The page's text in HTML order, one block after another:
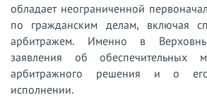
обладает неограниченной
по гражданским делам, включая
арбитражем. Именно в
заявления об обеспечительных
арбитражного решения и о его
исполнении.